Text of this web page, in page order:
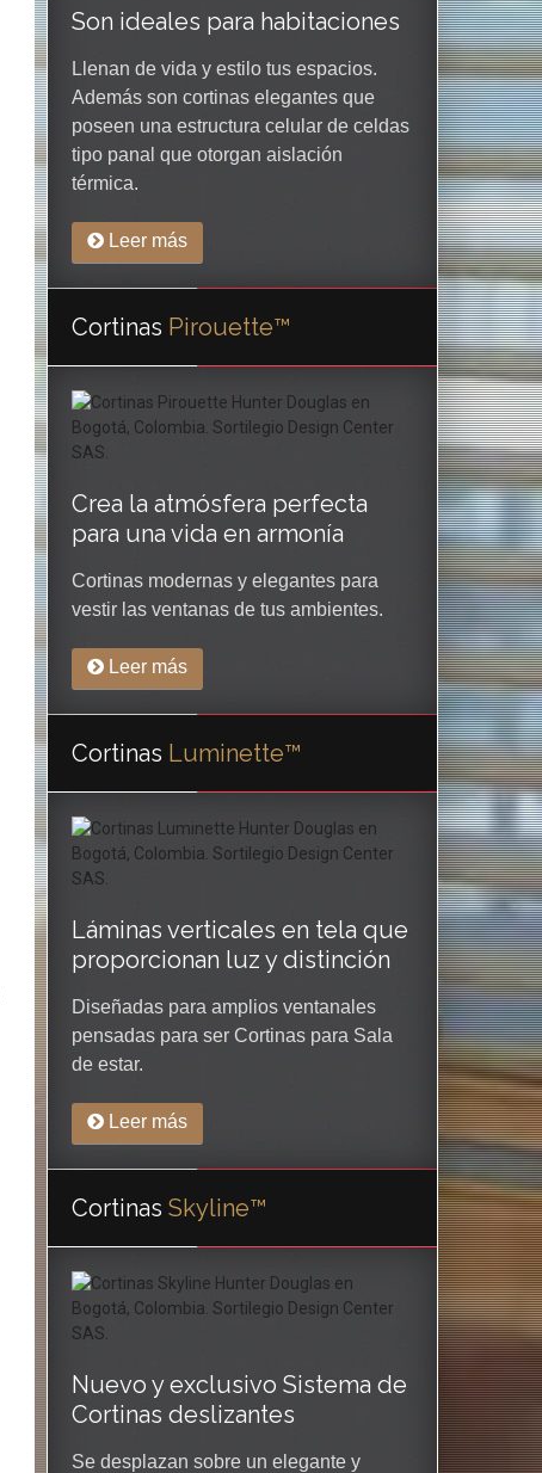
Son ideales para habitaciones
Llenan de vida y estilo tus espacios.
Además son cortinas elegantes que
poseen una estructura celular de celdas
tipo panal que otorgan aislación
térmica.
Leer más
Cortinas Pirouette™
Crea la atmósfera perfecta
para una vida en armonía
Cortinas modernas y elegantes para
vestir las ventanas de tus ambientes.
Leer más
Cortinas Luminette™
Láminas verticales en tela que
proporcionan luz y distinción
Diseñadas para amplios ventanales
pensadas para ser Cortinas para Sala
de estar.
Leer más
CortinasSkyline™
Nuevo y exclusivo Sistema de
Cortinas deslizantes
Se desplazan sobre un elegante y